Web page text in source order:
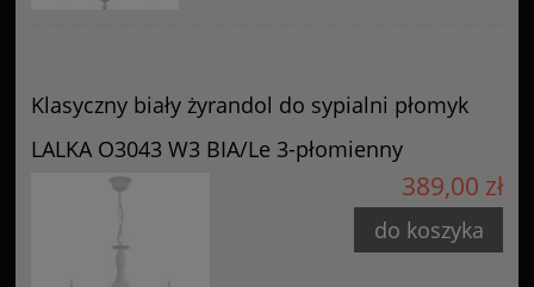
Klasyczny biały żyrandol do sypialni płomyk
LALKA O3043 W3 BIA/Le 3-płomienny
389,00 zł
do koszyka